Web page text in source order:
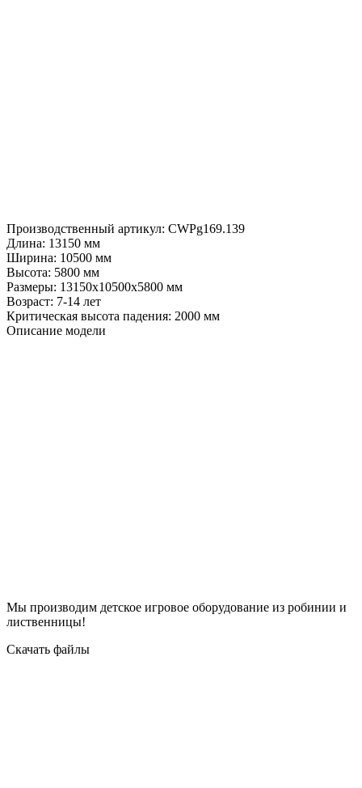
Производственный артикул: CWPg169.139
Длина: 13150 мм
Ширина: 10500 мм
Высота: 5800 мм
Размеры: 13150х10500х5800 мм
Возраст: 7-14 лет
Критическая высота падения: 2000 мм
Описание модели
Мы производим детское игровое оборудование из робинии и
лиственницы!
Скачать файлы